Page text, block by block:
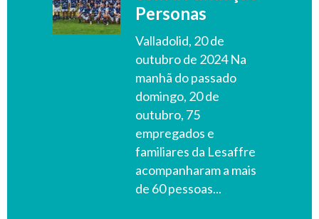
Personas
Valladolid, 20 de
outubro de 2024 Na
manhã do passado
domingo, 20 de
outubro, 75
empregados e
familiares da Lesaffre
acompanharam a mais
de 60 pessoas...